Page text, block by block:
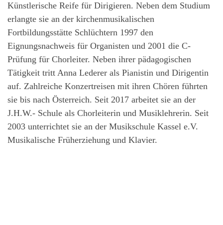
Künstlerische Reife für Dirigieren. Neben dem Studium
erlangte sie an der kirchenmusikalischen
Fortbildungsstätte Schlüchtern 1997 den
Eignungsnachweis für Organisten und 2001 die C-
Prüfung für Chorleiter. Neben ihrer pädagogischen
Tätigkeit tritt Anna Lederer als Pianistin und Dirigentin
auf. Zahlreiche Konzertreisen mit ihren Chören führten
sie bis nach Österreich. Seit 2017 arbeitet sie an der
J.H.W.- Schule als Chorleiterin und Musiklehrerin. Seit
2003 unterrichtet sie an der Musikschule Kassel e.V.
Musikalische Früherziehung und Klavier.